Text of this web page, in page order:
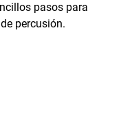
pasos para
percusión.